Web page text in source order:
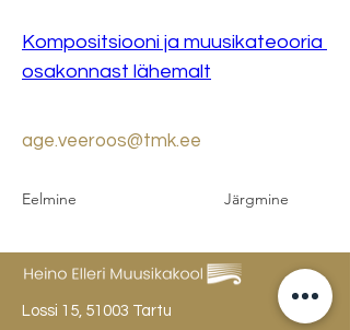
Kompositsiooni ja muusikateooria
osakonnast lähemalt
age.veeroos@tmk.ee
Eelmine Järgmine
Lossi 15, 51003 Tartu